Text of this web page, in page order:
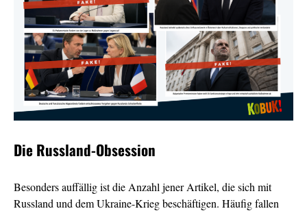
Die Russland-Obsession
Besonders auffällig ist die Anzahl jener Artikel, die sich mit
Russland und dem Ukraine-Krieg beschäftigen. Häufig fallen